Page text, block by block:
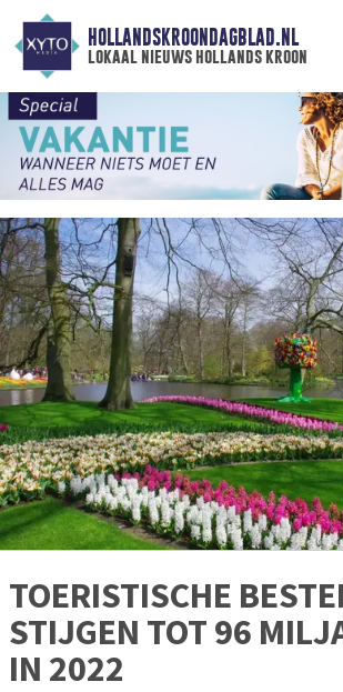
HOLLANDSKROONDAGBLAD.NL
lokaal nieuws hollands kroon
TOERISTISCHE
STIJGEN TOT 96
IN 2022